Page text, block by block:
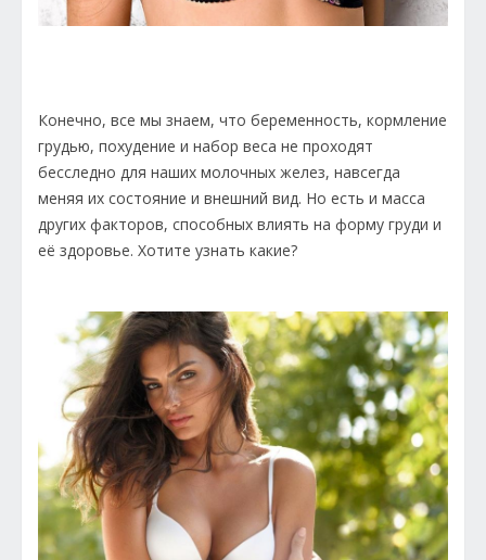
Конечно, все мы знаем, что беременность, кормление
грудью, похудение и набор веса не проходят
бесследно для наших молочных желез, навсегда
меняя их состояние и внешний вид. Но есть и масса
других факторов, способных влиять на форму груди и
её здоровье. Хотите узнать какие?